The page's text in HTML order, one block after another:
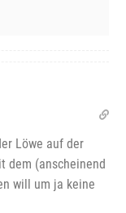
Löwe auf der
dem (anscheinend
will um ja keine